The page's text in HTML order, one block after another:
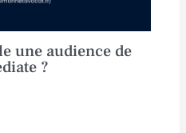
une audience de
?